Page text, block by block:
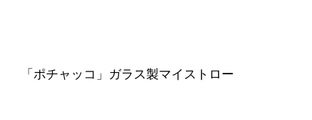
「ポチャッコ」ガラス製マイストロー